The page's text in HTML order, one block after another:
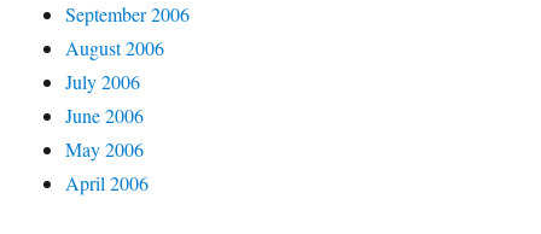
September 2006
August 2006
July 2006
June 2006
May 2006
April 2006